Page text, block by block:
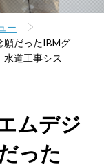
ー
願だったIBMグ
水道工事シス
ムデジ
った